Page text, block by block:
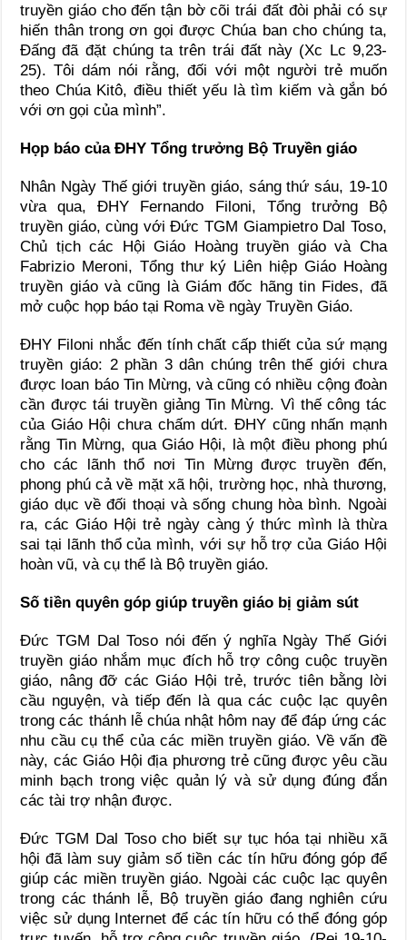
truyền giáo cho đến tận bờ cõi trái đất đòi phải có sự
hiến thân trong ơn gọi được Chúa ban cho chúng ta,
Đấng đã đặt chúng ta trên trái đất này (Xc Lc 9,23-
25). Tôi dám nói rằng, đối với một người trẻ muốn
theo Chúa Kitô, điều thiết yếu là tìm kiếm và gắn bó
với ơn gọi của mình”.
Họp báo của ĐHY Tổng trưởng Bộ Truyền giáo
Nhân Ngày Thế giới truyền giáo, sáng thứ sáu, 19-10
vừa qua, ĐHY Fernando Filoni, Tổng trưởng Bộ
truyền giáo, cùng với Đức TGM Giampietro Dal Toso,
Chủ tịch các Hội Giáo Hoàng truyền giáo và Cha
Fabrizio Meroni, Tổng thư ký Liên hiệp Giáo Hoàng
truyền giáo và cũng là Giám đốc hãng tin Fides, đã
mở cuộc họp báo tại Roma về ngày Truyền Giáo.
ĐHY Filoni nhắc đến tính chất cấp thiết của sứ mạng
truyền giáo: 2 phần 3 dân chúng trên thế giới chưa
được loan báo Tin Mừng, và cũng có nhiều cộng đoàn
cần được tái truyền giảng Tin Mừng. Vì thế công tác
của Giáo Hội chưa chấm dứt. ĐHY cũng nhấn mạnh
rằng Tin Mừng, qua Giáo Hội, là một điều phong phú
cho các lãnh thổ nơi Tin Mừng được truyền đến,
phong phú cả về mặt xã hội, trường học, nhà thương,
giáo dục về đối thoại và sống chung hòa bình. Ngoài
ra, các Giáo Hội trẻ ngày càng ý thức mình là thừa
sai tại lãnh thổ của mình, với sự hỗ trợ của Giáo Hội
hoàn vũ, và cụ thể là Bộ truyền giáo.
Số tiền quyên góp giúp truyền giáo bị giảm sút
Đức TGM Dal Toso nói đến ý nghĩa Ngày Thế Giới
truyền giáo nhắm mục đích hỗ trợ công cuộc truyền
giáo, nâng đỡ các Giáo Hội trẻ, trước tiên bằng lời
cầu nguyện, và tiếp đến là qua các cuộc lạc quyên
trong các thánh lễ chúa nhật hôm nay để đáp ứng các
nhu cầu cụ thể của các miền truyền giáo. Về vấn đề
này, các Giáo Hội địa phương trẻ cũng được yêu cầu
minh bạch trong việc quản lý và sử dụng đúng đắn
các tài trợ nhận được.
Đức TGM Dal Toso cho biết sự tục hóa tại nhiều xã
hội đã làm suy giảm số tiền các tín hữu đóng góp để
giúp các miền truyền giáo. Ngoài các cuộc lạc quyên
trong các thánh lễ, Bộ truyền giáo đang nghiên cứu
việc sử dụng Internet để các tín hữu có thể đóng góp